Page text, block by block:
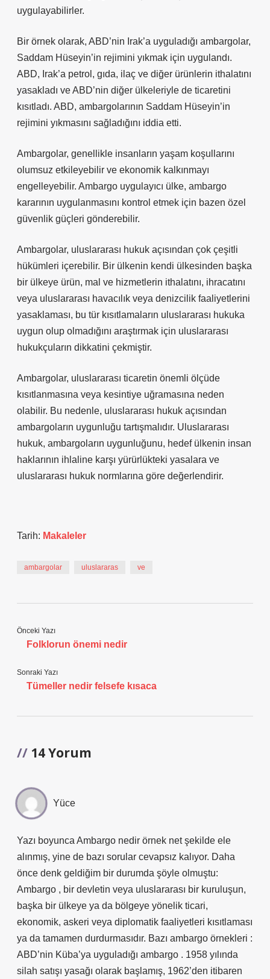
uygulayabilirler.
Bir örnek olarak, ABD’nin Irak’a uyguladığı ambargolar,
Saddam Hüseyin’in rejimini yıkmak için uygulandı.
ABD, Irak’a petrol, gıda, ilaç ve diğer ürünlerin ithalatını
yasakladı ve ABD’nin diğer ülkeleriyle de ticaretini
kısıtladı. ABD, ambargolarının Saddam Hüseyin’in
rejimini yıkmasını sağladığını iddia etti.
Ambargolar, genellikle insanların yaşam koşullarını
olumsuz etkileyebilir ve ekonomik kalkınmayı
engelleyebilir. Ambargo uygulayıcı ülke, ambargo
kararının uygulanmasını kontrol etmek için bazen özel
güvenlik güçleri gönderebilir.
Ambargolar, uluslararası hukuk açısından çok çeşitli
hükümleri içerebilir. Bir ülkenin kendi ülkesinden başka
bir ülkeye ürün, mal ve hizmetlerin ithalatını, ihracatını
veya uluslararası havacılık veya denizcilik faaliyetlerini
yasaklaması, bu tür kısıtlamaların uluslararası hukuka
uygun olup olmadığını araştırmak için uluslararası
hukukçuların dikkatini çekmiştir.
Ambargolar, uluslararası ticaretin önemli ölçüde
kısıtlanmasına veya kesintiye uğramasına neden
olabilir. Bu nedenle, uluslararası hukuk açısından
ambargoların uygunluğu tartışmalıdır. Uluslararası
hukuk, ambargoların uygunluğunu, hedef ülkenin insan
haklarının ihlaline karşı yürürlükteki yasalara ve
uluslararası hukuk normlarına göre değerlendirir.
Tarih: Makaleler
ambargolar uluslararas ve
Önceki Yazı
Folklorun önemi nedir
Sonraki Yazı
Tümeller nedir felsefe kısaca
14 Yorum
Yüce
Yazı boyunca Ambargo nedir örnek net şekilde ele
alınmış, yine de bazı sorular cevapsız kalıyor. Daha
önce denk geldiğim bir durumda şöyle olmuştu:
Ambargo , bir devletin veya uluslararası bir kuruluşun,
başka bir ülkeye ya da bölgeye yönelik ticari,
ekonomik, askeri veya diplomatik faaliyetleri kısıtlaması
ya da tamamen durdurmasıdır. Bazı ambargo örnekleri :
ABD’nin Küba’ya uyguladığı ambargo . 1958 yılında
silah satışı yasağı olarak başlamış, 1962’den itibaren